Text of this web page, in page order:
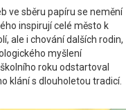
ve sběru papíru se nemění
inspirují celé město k
ale i chování dalších rodin,
myšlení
roku odstartoval
klání s dlouholetou tradicí.